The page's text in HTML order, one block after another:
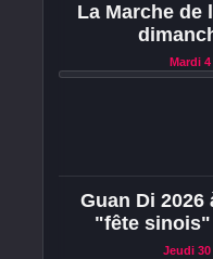
La Marche de
Mardi
Guan Di 2026
"fête sinois"
Jeudi